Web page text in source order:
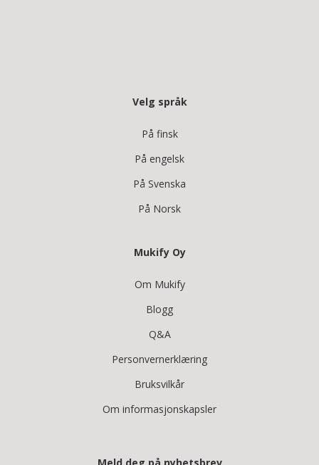
Velg språk
På finsk
På engelsk
På Svenska
På Norsk
Mukify Oy
Om Mukify
Blogg
Q&A
Personvernerklæring
Bruksvilkår
Om informasjonskapsler